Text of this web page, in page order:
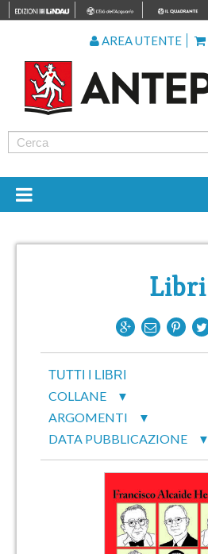
AREA UTENTE
Libri
TUTTI I LIBRI
COLLANE ▼
ARGOMENTI ▼
DATA PUBBLICAZIONE ▼